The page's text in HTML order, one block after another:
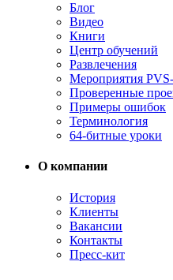
Блог
Видео
Книги
Центр обучений
Развлечения
Мероприятия
Проверенные
Примеры ошибок
Терминология
64-битные уроки
О компании
История
Клиенты
Вакансии
Контакты
Пресс-кит